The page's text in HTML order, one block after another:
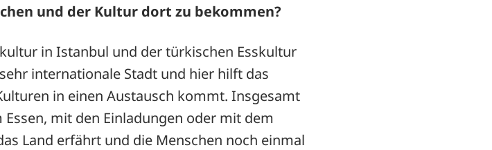
und der Kultur dort zu bekommen?
in Istanbul und der türkischen Esskultur
internationale Stadt und hier hilft das
in einen Austausch kommt. Insgesamt
mit den Einladungen oder mit dem
Land erfährt und die Menschen noch einmal